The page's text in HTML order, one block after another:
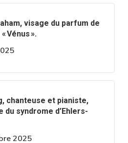
visage du parfum de
Vénus ».
chanteuse et pianiste,
du syndrome d’Ehlers-
2025